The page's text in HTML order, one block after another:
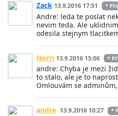
Zack 13.9.2016 17:51 *
Andre: leda te poslat
nevim teda. Ale
odesila stejnym
Norri 13.9.2016 15:06 *
andre: Chyba je mezi
to stalo, ale je to
Omlouvám se
andre 13.9.2016 10:27 *